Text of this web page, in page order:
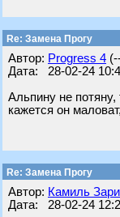
Re: Замена Прогу
Автор: Progress 4
Дата: 28-02-24
Альпину не
кажется он
Re: Замена Прогу
Автор: Камиль
Дата: 28-02-24